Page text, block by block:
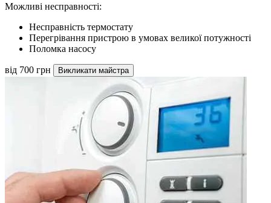
Можливі несправності:
Несправність термостату
Перегрівання пристрою в умовах великої потужності
Поломка насосу
від 700 грн Викликати майстра